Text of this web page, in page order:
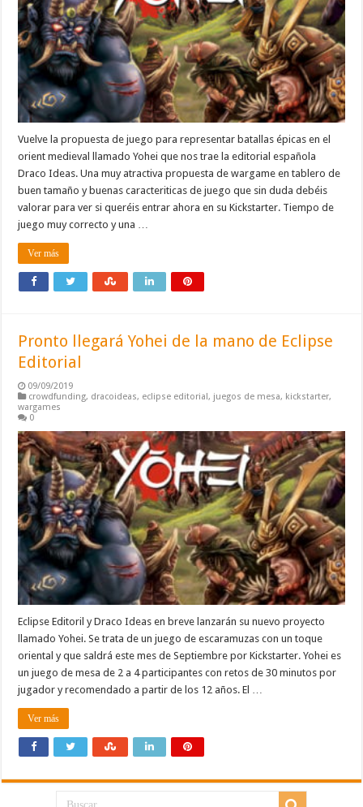
Vuelve la propuesta de juego para representar batallas épicas en el
orient medieval llamado Yohei que nos trae la editorial española
Draco Ideas. Una muy atractiva propuesta de wargame en tablero de
buen tamaño y buenas caracteriticas de juego que sin duda debéis
valorar para ver si queréis entrar ahora en su Kickstarter. Tiempo de
juego muy correcto y una …
Ver más
Pronto llegará Yohei de la mano de Eclipse
Editorial
09/09/2019
crowdfunding, dracoideas, eclipse editorial, juegos de mesa, kickstarter,
wargames
0
Eclipse Editoril y Draco Ideas en breve lanzarán su nuevo proyecto
llamado Yohei. Se trata de un juego de escaramuzas con un toque
oriental y que saldrá este mes de Septiembre por Kickstarter. Yohei es
un juego de mesa de 2 a 4 participantes con retos de 30 minutos por
jugador y recomendado a partir de los 12 años. El …
Ver más